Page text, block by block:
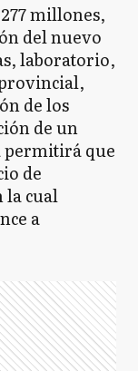
millones,
del nuevo
laboratorio,
de los
de un
permitirá que
de
la cual
a